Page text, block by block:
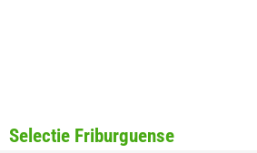
Selectie Friburguense